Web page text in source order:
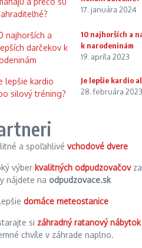
17. januára 2024
10 najhorších a
k narodeninám
19. apríla 2023
Je lepšie kardio
28. februára 2023
a spoľahlivé vchodové dvere
výber kvalitných odpudzovačovza
nájdete na odpudzovace.sk
domáce meteostanice
si záhradný ratanový nábytok
chvíle v záhrade naplno.